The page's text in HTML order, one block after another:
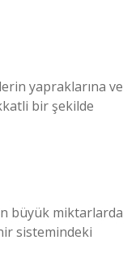
yapraklarına ve
bir şekilde
büyük miktarlarda
sistemindeki